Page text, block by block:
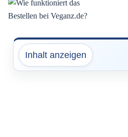
Inhalt anzeigen